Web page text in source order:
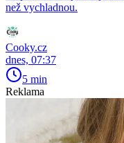
než vychladnou.
Cooky.cz
dnes, 07:37
5 min
Reklama